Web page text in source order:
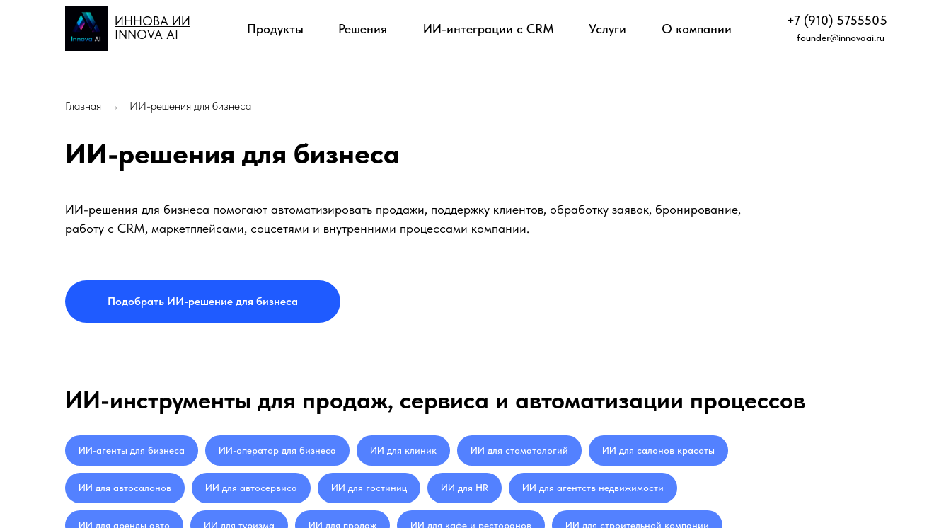
ИННОВА ИИ
INNOVA AI
Продукты Решения ИИ-интеграции с CRM Услуги О компании
+7 (910) 5755505
founder@innovaai.ru
Главная → ИИ-решения для бизнеса
ИИ-решения для бизнеса
ИИ-решения для бизнеса помогают автоматизировать продажи, поддержку клиентов, обработку заявок, бронирование,
работу с CRM, маркетплейсами, соцсетями и внутренними процессами компании.
Подобрать ИИ-решение для бизнеса
ИИ-инструменты для продаж, сервиса и автоматизации процессов
ИИ-агенты для бизнеса ИИ-оператор для бизнеса ИИ для клиник ИИ для стоматологий ИИ для салонов красоты
ИИ для автосалонов ИИ для автосервиса ИИ для гостиниц ИИ для HR ИИ для агентств недвижимости
ИИ для аренды авто ИИ для туризма ИИ для продаж ИИ для кафе и ресторанов ИИ для строительной компании